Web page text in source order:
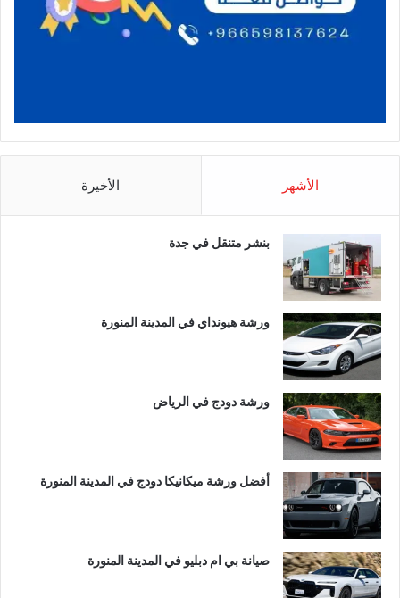
الأشهر الأخيرة
بنشر متنقل في جدة
ورشة هيونداي في المدينة المنورة
ورشة دودج في الرياض
أفضل ورشة ميكانيكا دودج في المدينة المنورة
صيانة بي ام دبليو في المدينة المنورة